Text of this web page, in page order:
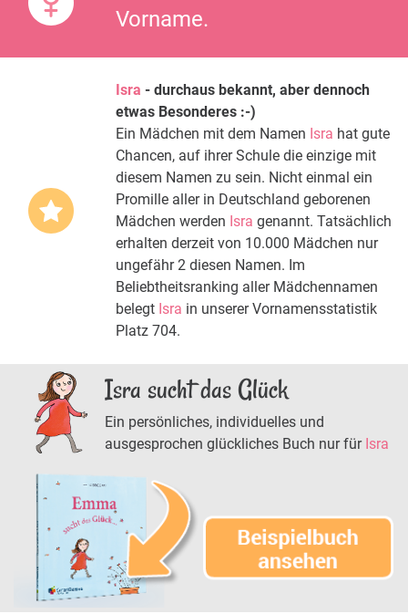
Vorname.
Isra - durchaus bekannt, aber dennoch
etwas Besonderes :-)
Ein Mädchen mit dem Namen Isra hat gute
Chancen, auf ihrer Schule die einzige mit
diesem Namen zu sein. Nicht einmal ein
Promille aller in Deutschland geborenen
Mädchen werden Isra genannt. Tatsächlich
erhalten derzeit von 10.000 Mädchen nur
ungefähr 2 diesen Namen. Im
Beliebtheitsranking aller Mädchennamen
belegt Isra in unserer Vornamensstatistik
Platz 704.
Isra sucht das Glück
Ein persönliches, individuelles und
ausgesprochen glückliches Buch nur für Isra